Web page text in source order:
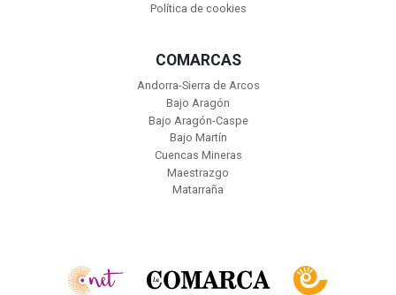
Política de cookies
COMARCAS
Andorra-Sierra de Arcos
Bajo Aragón
Bajo Aragón-Caspe
Bajo Martín
Cuencas Mineras
Maestrazgo
Matarraña